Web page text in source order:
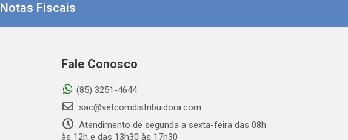
Notas Fiscais
Fale Conosco
(85) 3251-4644
sac@vetcomdistribuidora.com
Atendimento de segunda a sexta-feira das 08h
às 12h e das 13h30 às 17h30